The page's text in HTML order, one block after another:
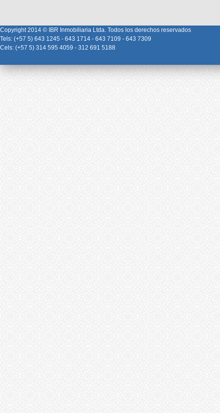
Copyright 2014 © IBR Inmobiliaria Ltda. Todos los derechos reservados
Tels: (+57 5) 643 1245 - 643 1714 - 643 7109 - 643 7309
Cels: (+57 5) 314 595 4059 - 312 691 5188